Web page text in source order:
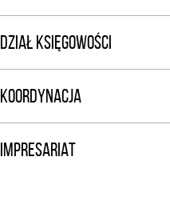
DZIAŁ KSIĘGOWOŚCI
KOORDYNACJA
IMPRESARIAT